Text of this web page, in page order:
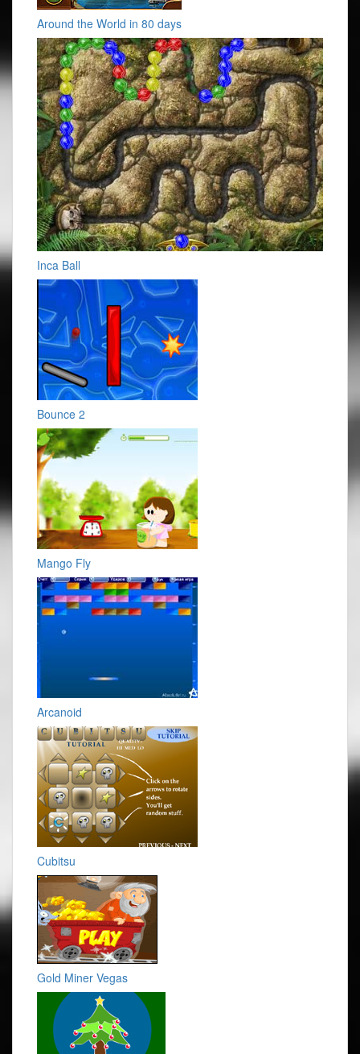
Around the World in 80 days
Inca Ball
Bounce 2
Mango Fly
Arcanoid
Cubitsu
Gold Miner Vegas